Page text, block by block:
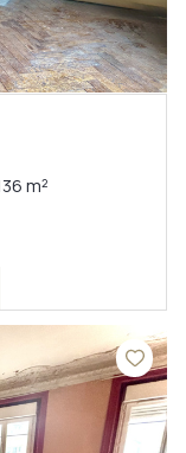
Appartement 5 pièce(s) 136 m²